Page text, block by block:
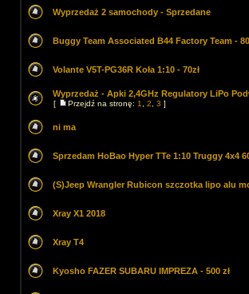
Wyprzedaż 2 samochody - Sprzedane
Buggy Team Associated B44 Factory Team -
Volante V5T-PG36R Koła 1:10 - 70zł
Wyprzedaż - Apki 2,4GHz Regulatory LiPo
[ Przejdź na stronę: 1 2 3 ]
ni ma
Sprzedam HoBao Hyper TTe 1:10 Truggy 4x4
(S)Jeep Wrangler Rubicon szczotka lipo alu
Xray X1 2018
Xray T4
Kyosho FAZER SUBARU IMPREZA - 500 zł